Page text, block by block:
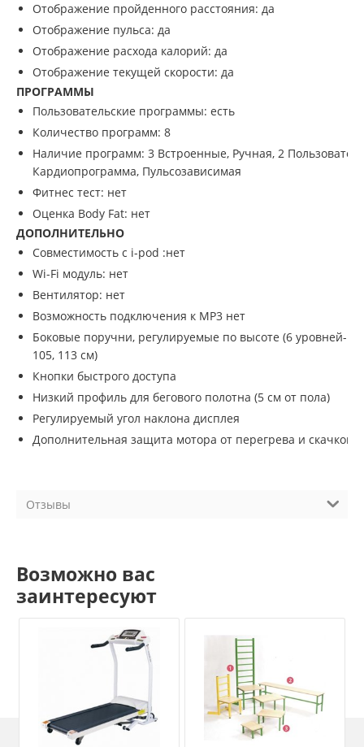
Отображение пройденного расстояния: да
Отображение пульса: да
Отображение расхода калорий: да
Отображение текущей скорости: да
ПРОГРАММЫ
Пользовательские программы: есть
Количество программ: 8
Наличие программ: 3 Встроенные, Ручная, 2
Кардиопрограмма, Пульсозависимая
Фитнес тест: нет
Оценка Body Fat: нет
ДОПОЛНИТЕЛЬНО
Совместимость с i-pod :нет
Wi-Fi модуль: нет
Вентилятор: нет
Возможность подключения к MP3 нет
Боковые поручни, регулируемые по высоте (6 уровней-
105, 113 см)
Кнопки быстрого доступа
Низкий профиль для бегового полотна (5 см от пола)
Регулируемый угол наклона дисплея
Дополнительная защита мотора от перегрева и скачков
Отзывы
Возможно вас
заинтересуют